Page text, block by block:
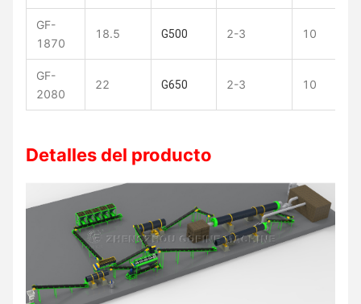
GF-
1870
18.5 G500 2-3 10
GF-
2080
22 G650 2-3 10
Detalles del producto